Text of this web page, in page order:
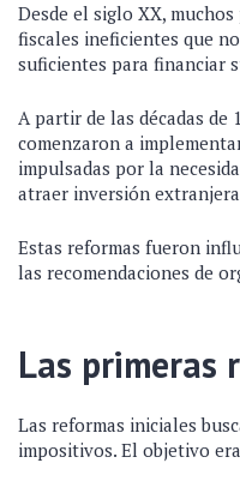
Desde el siglo XX,
fiscales ineficientes que
suficientes para financiar
A partir de las décadas de
comenzaron a
impulsadas por la
atraer inversión
Estas reformas fueron
las recomendaciones de
Las primeras
Las reformas iniciales
impositivos. El objetivo era